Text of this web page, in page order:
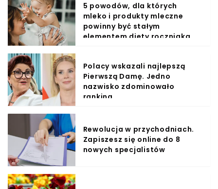
5 powodów, dla których
mleko i produkty mleczne
powinny być stałym
elementem diety roczniaka
Polacy wskazali najlepszą
Pierwszą Damę. Jedno
nazwisko zdominowało
ranking
Rewolucja w przychodniach.
Zapiszesz się online do 8
nowych specjalistów